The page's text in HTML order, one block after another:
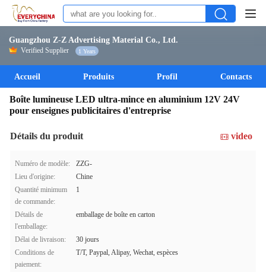
Guangzhou Z-Z Advertising Material Co., Ltd.
Verified Supplier 1 Years
Accueil Produits Profil Contacts
Boîte lumineuse LED ultra-mince en aluminium 12V 24V
pour enseignes publicitaires d'entreprise
Détails du produit video
Numéro de modèle:
ZZG-
Lieu d'origine:
Chine
Quantité minimum
de commande:
1
Détails de
l'emballage:
emballage de boîte en carton
Délai de livraison:
30 jours
Conditions de
paiement:
T/T, Paypal, Alipay, Wechat, espèces